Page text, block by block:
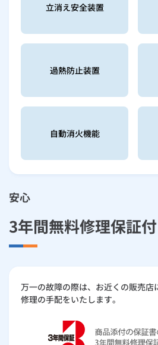
立消え安全装置
過熱防止装置
自動消火機能
安心
3年間無料修理保証付
万一の故障の際は、お近くの販売店
修理の手配をいたします。